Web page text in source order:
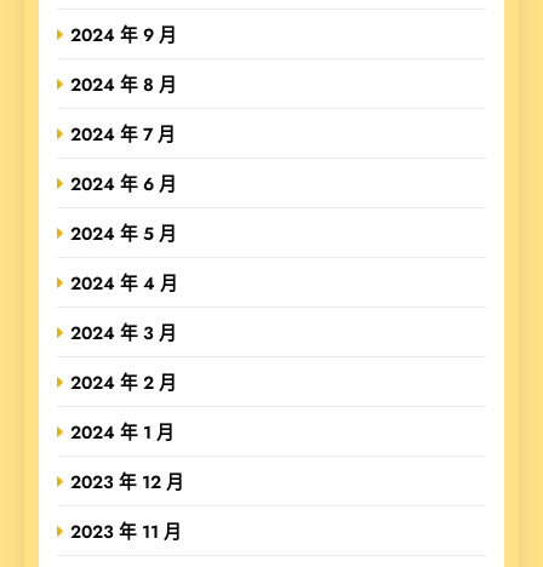
2024 年 9 月
2024 年 8 月
2024 年 7 月
2024 年 6 月
2024 年 5 月
2024 年 4 月
2024 年 3 月
2024 年 2 月
2024 年 1 月
2023 年 12 月
2023 年 11 月